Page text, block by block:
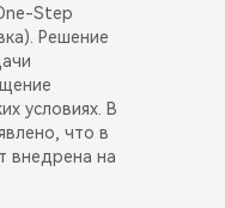
Step
Решение
условиях. В
что в
внедрена на